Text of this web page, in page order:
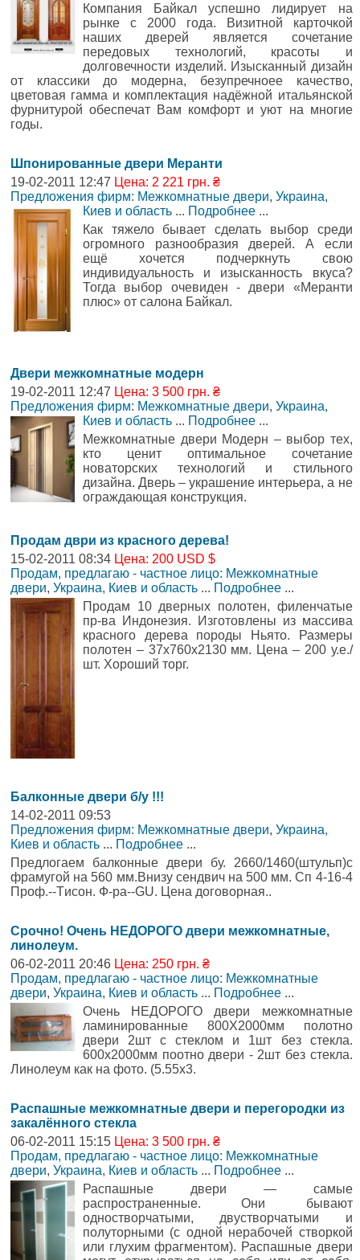
Компания Байкал успешно лидирует на
рынке с 2000 года. Визитной карточкой
наших дверей является сочетание
передовых технологий, красоты и
долговечности изделий. Изысканный дизайн
от классики до модерна, безупречноее качество,
цветовая гамма и комплектация надёжной итальянской
фурнитурой обеспечат Вам комфорт и уют на многие
годы.
Шпонированные двери Меранти
19-02-2011 12:47 Цена: 2 221 грн. ₴
Предложения фирм: Межкомнатные двери, Украина,
Киев и область ... Подробнее ...
Как тяжело бывает сделать выбор среди
огромного разнообразия дверей. А если
ещё хочется подчеркнуть свою
индивидуальность и изысканность вкуса?
Тогда выбор очевиден - двери «Меранти
плюс» от салона Байкал.
Двери межкомнатные модерн
19-02-2011 12:47 Цена: 3 500 грн. ₴
Предложения фирм: Межкомнатные двери, Украина,
Киев и область ... Подробнее ...
Межкомнатные двери Модерн – выбор тех,
кто ценит оптимальное сочетание
новаторских технологий и стильного
дизайна. Дверь – украшение интерьера, а не
ограждающая конструкция.
Продам дври из красного дерева!
15-02-2011 08:34 Цена: 200 USD $
Продам, предлагаю - частное лицо: Межкомнатные
двери, Украина, Киев и область ... Подробнее ...
Продам 10 дверных полотен, филенчатые
пр-ва Индонезия. Изготовлены из массива
красного дерева породы Ньято. Размеры
полотен – 37х760х2130 мм. Цена – 200 у.е./
шт. Хороший торг.
Балконные двери б/у !!!
14-02-2011 09:53
Предложения фирм: Межкомнатные двери, Украина,
Киев и область ... Подробнее ...
Предлогаем балконные двери бу. 2660/1460(штульп)c
фрамугой на 560 мм.Внизу сендвич на 500 мм. Сп 4-16-4
Проф.--Tисон. Ф-ра--GU. Цена договорная..
Срочно! Очень НЕДОРОГО двери межкомнатные,
линолеум.
06-02-2011 20:46 Цена: 250 грн. ₴
Продам, предлагаю - частное лицо: Межкомнатные
двери, Украина, Киев и область ... Подробнее ...
Очень НЕДОРОГО двери межкомнатные
ламинированные 800Х2000мм полотно
двери 2шт с стеклом и 1шт без стекла.
600х2000мм поотно двери - 2шт без стекла.
Линолеум как на фото. (5.55х3.
Распашные межкомнатные двери и перегородки из
закалённого стекла
06-02-2011 15:15 Цена: 3 500 грн. ₴
Продам, предлагаю - частное лицо: Межкомнатные
двери, Украина, Киев и область ... Подробнее ...
Распашные двери — самые
распространенные. Они бывают
одностворчатыми, двустворчатыми и
полуторными (с одной нерабочей створкой
или глухим фрагментом). Распашные двери